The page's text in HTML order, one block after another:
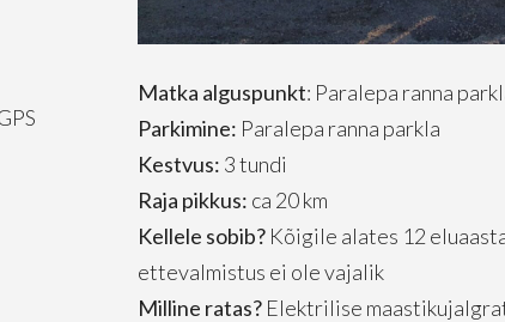
Matka alguspunkt: Paralepa ranna
Parkimine: Paralepa ranna parkla
Kestvus: 3 tundi
Raja pikkus: ca 20 km
Kellele sobib? Kõigile alates 12
ettevalmistus ei ole vajalik
Milline ratas? Elektrilise